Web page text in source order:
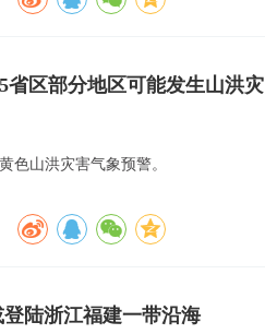
省区部分地区可能发生山洪灾
色山洪灾害气象预警。
陆浙江福建一带沿海